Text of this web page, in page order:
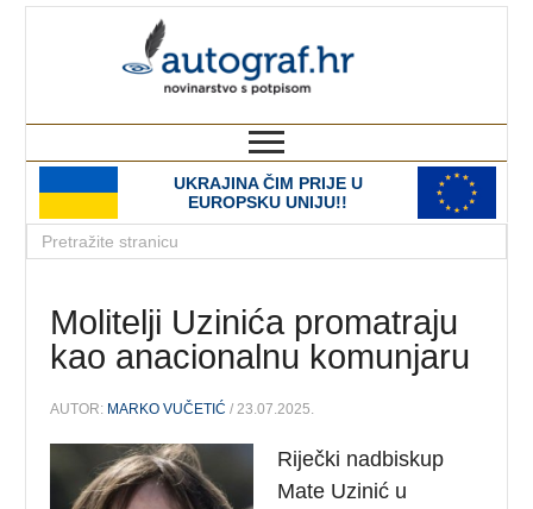
UKRAJINA ČIM PRIJE U
EUROPSKU UNIJU!!
Molitelji Uzinića promatraju
kao anacionalnu komunjaru
AUTOR: MARKO VUČETIĆ / 23.07.2025.
Riječki nadbiskup
Mate Uzinić u